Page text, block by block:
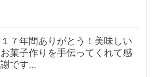
１７年間ありがとう！美味しい
お菓子作りを手伝ってくれて感
謝です...